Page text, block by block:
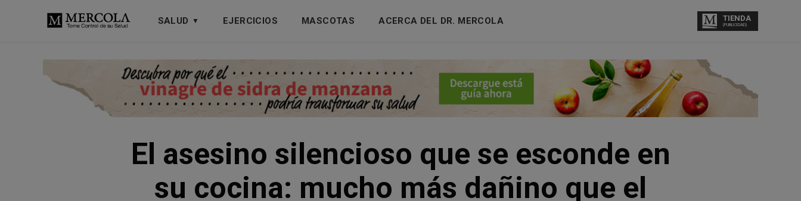
SALUD EJERCICIOS MASCOTAS ACERCA DEL DR. MERCOLA TIENDA
(PUBLICIDAD)
El asesino silencioso que se esconde en
su cocina: mucho más dañino que el